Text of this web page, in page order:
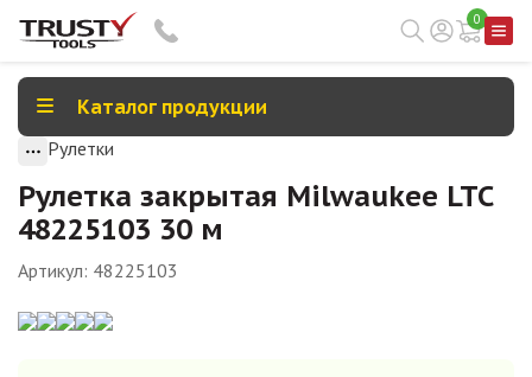
0
Каталог продукции
Рулетки
Рулетка закрытая Milwaukee LTC
48225103 30 м
Артикул: 48225103